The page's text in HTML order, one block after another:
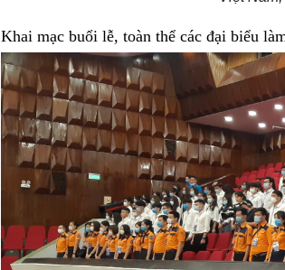
Khai mạc buổi lễ, toàn thể các đại biểu